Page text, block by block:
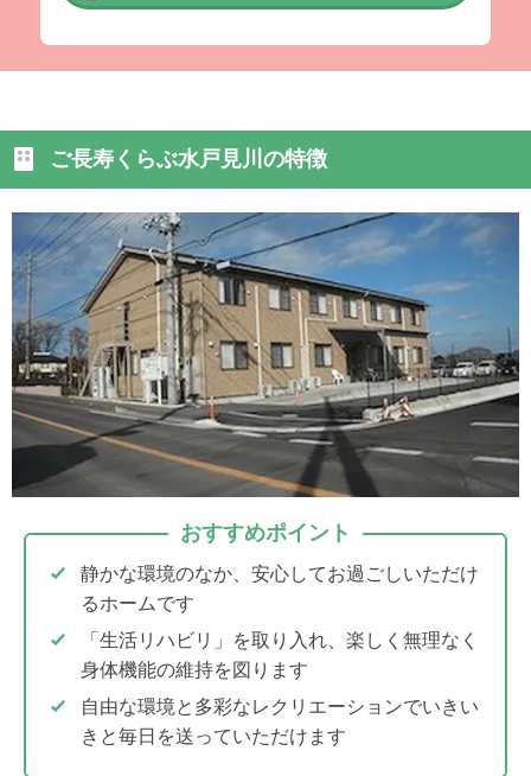
ご長寿くらぶ水戸見川の特徴
おすすめポイント
静かな環境のなか、安心してお過ごしいただけ
るホームです
「生活リハビリ」を取り入れ、楽しく無理なく
身体機能の維持を図ります
自由な環境と多彩なレクリエーションでいきい
きと毎日を送っていただけます